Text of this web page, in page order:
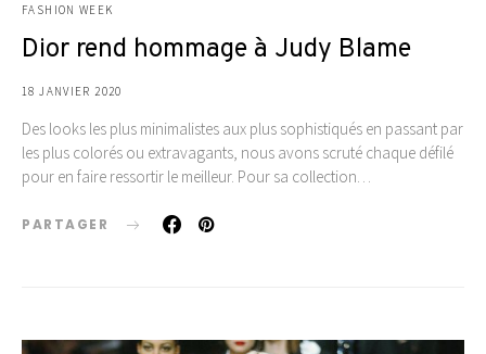
FASHION WEEK
Dior rend hommage à Judy Blame
18 JANVIER 2020
Des looks les plus minimalistes aux plus sophistiqués en passant par
les plus colorés ou extravagants, nous avons scruté chaque défilé
pour en faire ressortir le meilleur. Pour sa collection…
PARTAGER